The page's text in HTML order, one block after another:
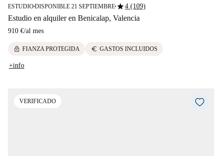
ESTUDIO■DISPONIBLE 21 SEPTIEMBRE■star4 (109)
Estudio en alquiler en Benicalap, Valencia
910 €/al mes
lock FIANZA PROTEGIDA euro GASTOS INCLUIDOS
+info
VERIFICADO